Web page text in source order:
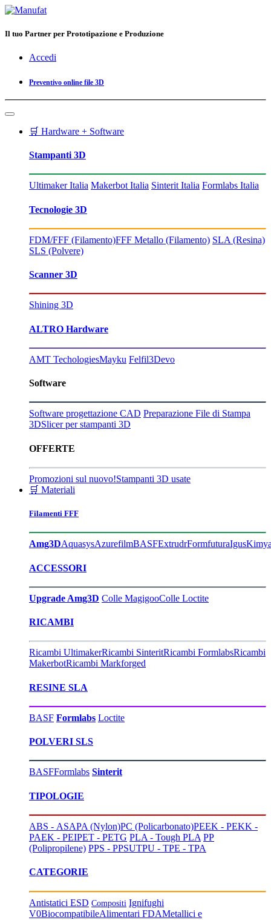
Il tuo Partner per Prototipazione e Produzione
Accedi
Preventivo online file 3D
🛒 Hardware + Software
Stampanti 3D
Ultimaker Italia Makerbot Italia Sinterit Italia Formlabs Italia
Tecnologie 3D
FDM/FFF (Filamento)FFF Metallo (Filamento) SLA (Resina)
SLS (Polvere)
Scanner 3D
Shining 3D
ALTRO Hardware
AMT TechologiesMayku Felfil3Devo
Software
Software progettazione CAD Preparazione File di Stampa
3DSlicer per stampanti 3D
OFFERTE
Promozioni sul nuovo!Stampanti 3D usate
🛒 Materiali
Filamenti FFF
Amg3DAquasysAzurefilmBASFExtrudrFormfuturaIgus
ACCESSORI
Upgrade Amg3D Colle MagigooColle Loctite
RICAMBI
Ricambi UltimakerRicambi SinteritRicambi FormlabsRicambi
MakerbotRicambi Markforged
RESINE SLA
BASF Formlabs Loctite
POLVERI SLS
BASFFormlabs Sinterit
TIPOLOGIE
ABS - ASAPA (Nylon)PC (Policarbonato)PEEK - PEKK -
PAEK - PEIPET - PETG PLA - Tough PLA PP
(Polipropilene) PPS - PPSUTPU - TPE - TPA
CATEGORIE
Antistatici ESD Compositi Ignifughi
V0BiocompatibileAlimentari FDAMetallici e